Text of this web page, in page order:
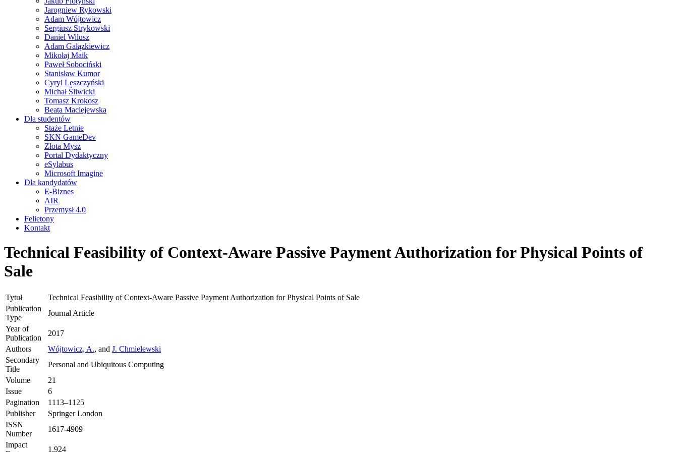
Jarogniew Rykowski
Adam Wójtowicz
Sergiusz Strykowski
Daniel Wilusz
Adam Gałązkiewicz
Mikołaj Maik
Paweł Sobociński
Stanisław Kumor
Cyryl Leszczyński
Michał Śliwicki
Tomasz Krokosz
Beata Maciejewska
Dla studentów
Staże Letnie
SKN GameDev
Złota Mysz
Portal Dydaktyczny
eSylabus
Microsoft Imagine
Dla kandydatów
E-Biznes
AIR
Przemysł 4.0
Felietony
Kontakt
Technical Feasibility of Context-Aware Passive Payment Authorization for Physical Points of
Sale
Tytuł
Technical Feasibility of Context-Aware Passive Payment Authorization for Physical Points of Sale
Publication
Type
Journal Article
Year of
Publication
2017
Authors
Wójtowicz, A., and J. Chmielewski
Secondary
Title
Personal and Ubiquitous Computing
Volume
21
Issue
6
Pagination
1113–1125
Publisher
Springer London
ISSN
Number
1617-4909
Impact
1.924